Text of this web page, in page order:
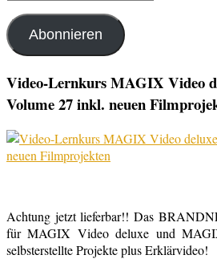
Adresse
Abonnieren
Video-Lernkurs MAGIX Video
Volume 27 inkl. neuen
Achtung jetzt lieferbar!! Das
für MAGIX Video deluxe und
selbsterstellte Projekte plus Erklärvideo!